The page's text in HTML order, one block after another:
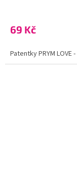
69 Kč
Patentky PRYM